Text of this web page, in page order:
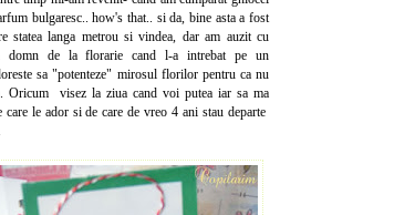
bulgaresc.. how's that.. si da, bine asta a fost
statea langa metrou si vindea, dar am auzit cu
domn de la florarie cand l-a intrebat pe un
sa "potenteze" mirosul florilor pentru ca nu
Oricum visez la ziua cand voi putea iar sa ma
le ador si de care de vreo 4 ani stau departe